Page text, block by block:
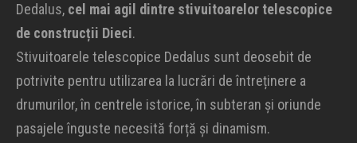
Dedalus, cel mai agil dintre stivuitoarelor telescopice
de construcții Dieci.
Stivuitoarele telescopice Dedalus sunt deosebit de
potrivite pentru utilizarea la lucrări de întreținere a
drumurilor, în centrele istorice, în subteran și oriunde
pasajele înguste necesită forță și dinamism.